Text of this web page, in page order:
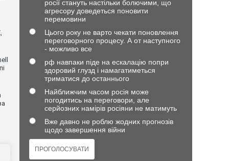
росії стануть настільки болючими, що
агресору доведеться поновити
перемовини
Цього року не варто чекати поновлення
переговорного процесу. А от наступного
- можливо все
рф навпаки піде на ескалацію попри
здоровий глузд і намагатиметься
триматися до останнього
Найближчим часом росія може
погодитись на переговори, але
серйозних намірів росіяни не матимуть
Вже давно не роблю жодних прогнозів
щодо завершення війни